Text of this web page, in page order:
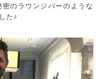
のラウンジバーのような
た♪